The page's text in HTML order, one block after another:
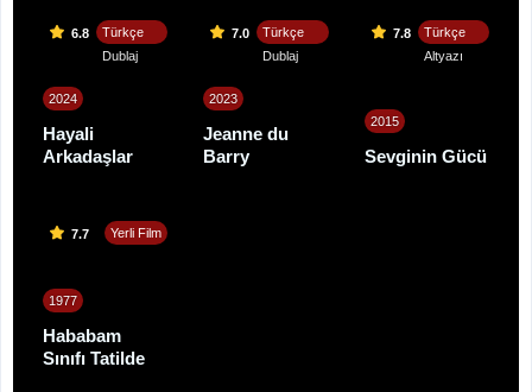
6.8
Türkçe
Dublaj
2024
Hayali
Arkadaşlar
7.0
Türkçe
Dublaj
2023
Jeanne du
Barry
7.8
Türkçe
Altyazı
2015
Sevginin Gücü
7.7 Yerli Film
1977
Hababam
Sınıfı Tatilde